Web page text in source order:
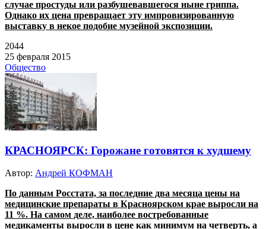
случае простуды или разбушевавшегося ныне гриппа.
Однако их цена превращает эту импровизированную
выставку в некое подобие музейной экспозиции.
2044
25 февраля 2015
Общество
КРАСНОЯРСК: Горожане готовятся к худшему
Автор: Андрей КОФМАН
По данным Росстата, за последние два месяца цены на
медицинские препараты в Красноярском крае выросли на
11 %. На самом деле, наиболее востребованные
медикаменты выросли в цене как минимум на четверть, а